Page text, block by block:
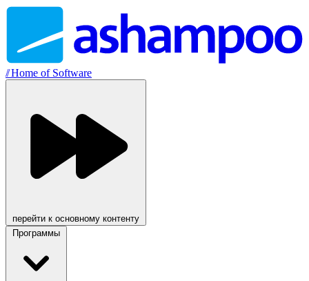
//Home of Software
перейти к основному контенту
Программы